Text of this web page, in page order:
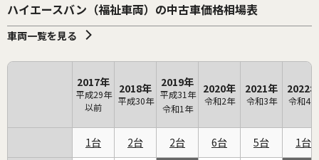
ハイエースバン（福祉車両）の中古車価格相場表
車両一覧を見る
2017年
平成29年
以前
2018年
平成30年
2019年
平成31年
令和1年
2020年
令和2年
2021年
令和3年
2022年
令和4年
1 2 2 6 5 1